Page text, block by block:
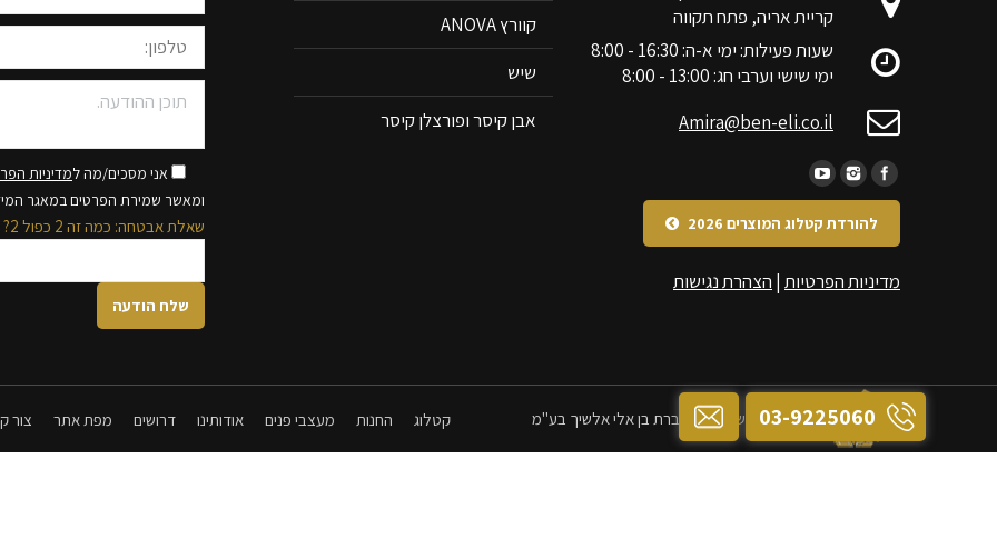
03-9225060
קריית אריה, פתח תקווה
שעות פעילות: ימי א-ה: 16:30 - 8:00
ימי שישי וערבי חג: 13:00 - 8:00
Amira@ben-eli.co.il
להורדת קטלוג המוצרים 2026
מדיניות הפרטיות | הצהרת נגישות
קוורץ ANOVA
שיש
אבן קיסר ופורצלן קיסר
אני מסכים/מה למדיניות
ומאשר שמירת הפרטים במאגר
שאלת אבטחה: כמה זה 2 כפול 2?
כל הזכויות שמורות לחברת בן אלי אלשיך בע"מ קטלוג החנות מעצבי פנים אודותינו דרושים מפת אתר צור